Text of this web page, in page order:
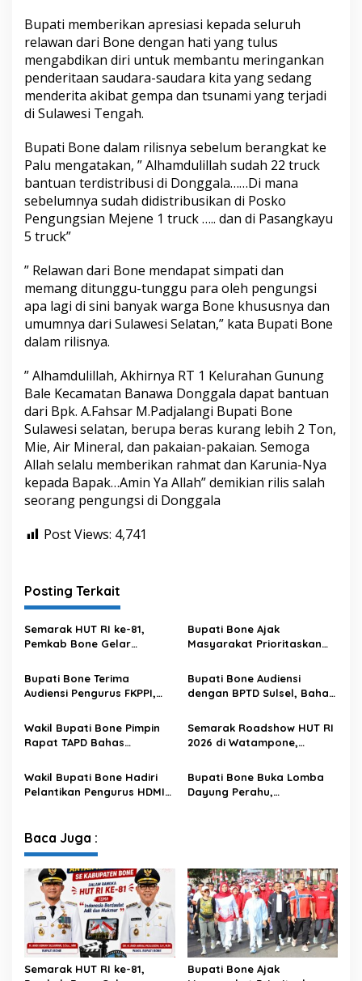
e
n
g
u
n
g
s
Bupati memberikan apresiasi kepada seluruh
relawan dari Bone dengan hati yang tulus
mengabdikan diri untuk membantu meringankan
penderitaan saudara-saudara kita yang sedang
menderita akibat gempa dan tsunami yang terjadi
di Sulawesi Tengah.
Bupati Bone dalam rilisnya sebelum berangkat ke
Palu mengatakan, ” Alhamdulillah sudah 22 truck
bantuan terdistribusi di Donggala……Di mana
sebelumnya sudah didistribusikan di Posko
Pengungsian Mejene 1 truck ….. dan di Pasangkayu
5 truck”
” Relawan dari Bone mendapat simpati dan
memang ditunggu-tunggu para oleh pengungsi
apa lagi di sini banyak warga Bone khususnya dan
umumnya dari Sulawesi Selatan,” kata Bupati Bone
dalam rilisnya.
” Alhamdulillah, Akhirnya RT 1 Kelurahan Gunung
Bale Kecamatan Banawa Donggala dapat bantuan
dari Bpk. A.Fahsar M.Padjalangi Bupati Bone
Sulawesi selatan, berupa beras kurang lebih 2 Ton,
Mie, Air Mineral, dan pakaian-pakaian. Semoga
Allah selalu memberikan rahmat dan Karunia-Nya
kepada Bapak…Amin Ya Allah” demikian rilis salah
seorang pengungsi di Donggala
Post Views: 4,741
Posting Terkait
Semarak HUT RI ke-81,
Pemkab Bone Gelar
Antar Kecamatan
Bupati Bone Ajak
Masyarakat Prioritaskan
HUT ke-81 RI di Lamuru
Bupati Bone Terima
Audiensi Pengurus FKPPI,
Rangkaian Kegiatan HUT
ke-81 Kemerdekaan RI
Bupati Bone Audiensi
dengan BPTD Sulsel, Bahas
di Terminal Petta
Ponggawae
Wakil Bupati Bone Pimpin
Rapat TAPD Bahas
KUPA-PPAS Perubahan APBD
2026
Semarak Roadshow HUT RI
2026 di Watampone,
Jalan Santai dan Senam
Bersama
Wakil Bupati Bone Hadiri
Pelantikan Pengurus HDMI
Karakter
Bupati Bone Buka Lomba
Dayung Perahu,
Baca Juga :
Semarak HUT RI ke-81,
Bupati Bone Ajak